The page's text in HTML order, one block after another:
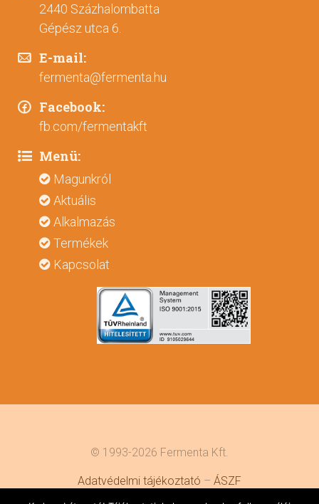
2440 Százhalombatta
Gépész utca 6.
E-mail:
fermenta@fermenta.hu
Facebook:
fb.com/fermentakft
Menü:
Magunkról
Aktuális
Alkalmazás
Termékek
Kapcsolat
© 1993-2026 Fermenta Kft.
Adatvédelmi tájékoztató – ÁSZF